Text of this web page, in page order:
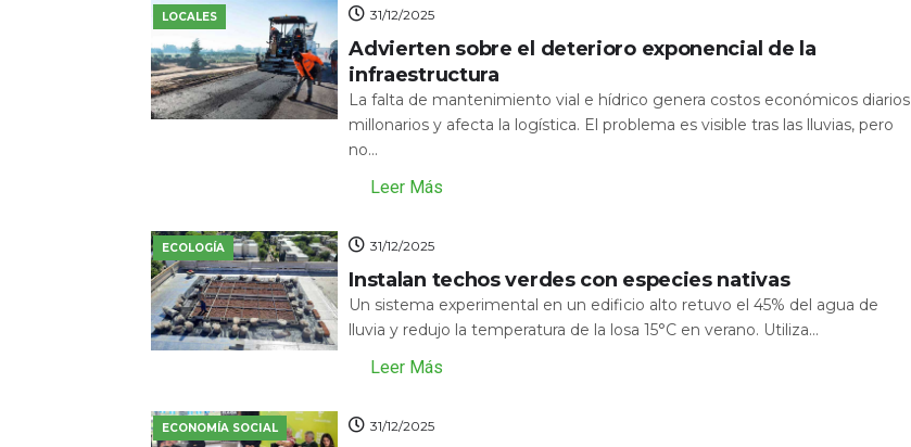
LOCALES 31/12/2025
Advierten sobre el deterioro exponencial de la
infraestructura
La falta de mantenimiento vial e hídrico genera costos económicos diarios
millonarios y afecta la logística. El problema es visible tras las lluvias, pero
no...
Leer Más
ECOLOGÍA 31/12/2025
Instalan techos verdes con especies nativas
Un sistema experimental en un edificio alto retuvo el 45% del agua de
lluvia y redujo la temperatura de la losa 15°C en verano. Utiliza...
Leer Más
ECONOMÍA SOCIAL 31/12/2025